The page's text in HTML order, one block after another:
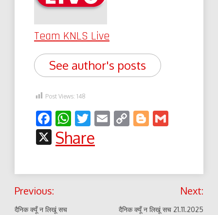
Team KNLS Live
See author's posts
Post Views: 148
Facebook
WhatsApp
Twitter
EmailCopyBlogger
X
Share
Post
navigation
Previous:
दैनिक क्यूँ न लिखूं सच
Next:
दैनिक क्यूँ न लिखूं सच 21.11.2025